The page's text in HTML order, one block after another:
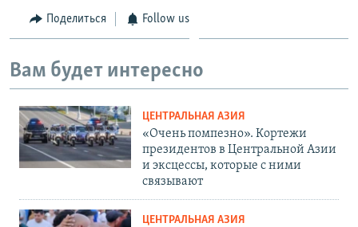
Поделиться Follow us
Вам будет интересно
ЦЕНТРАЛЬНАЯ АЗИЯ
«Очень помпезно». Кортежи
президентов в Центральной Азии
и эксцессы, которые с ними
связывают
ЦЕНТРАЛЬНАЯ АЗИЯ